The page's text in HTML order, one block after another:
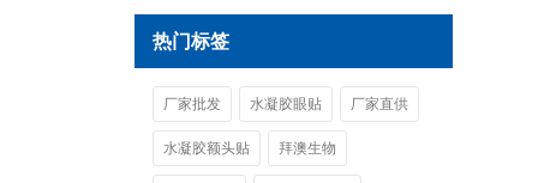
热门标签
厂家批发 水凝胶眼贴 厂家直供
水凝胶额头贴 拜澳生物